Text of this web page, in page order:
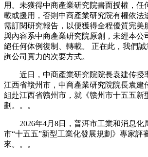
用。未獲得中商產業研究院書面授權，任
載或援用，否則中商產業研究院有權依法
需訂閱研究報告，以便獲得全程優質完美
與內容系中商產業研究院原創，未經本公
絕任何体例復制、轉載。 正在此，我們
詢公司實力的次要方式。
近日，中商產業研究院院長袁建传授
江西省贛州市，中商產業研究院院長袁建
組赴江西省贛州市，就《贛州市十五五新
劃。。。
2026年4月8日，普洱市工業和消息化
市“十五五”新型工業化發展規劃》專家評
來。。。